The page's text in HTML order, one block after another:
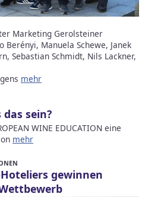
Marketing Gerolsteiner
Berényi, Manuela Schewe, Janek
Sebastian Schmidt, Nils Lackner,
mehr
sein?
WINE EDUCATION eine
mehr
gewinnen